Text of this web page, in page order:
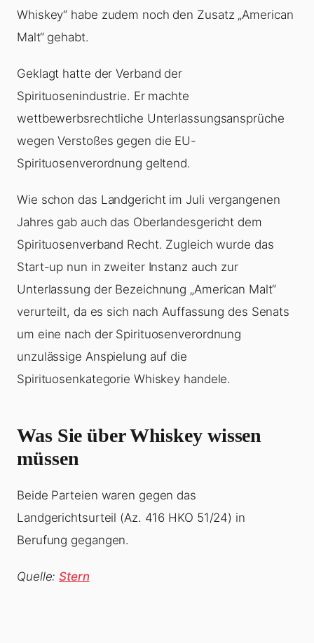
Whiskey“ habe zudem noch den Zusatz „American
Malt“ gehabt.
Geklagt hatte der Verband der
Spirituosenindustrie. Er machte
wettbewerbsrechtliche Unterlassungsansprüche
wegen Verstoßes gegen die EU-
Spirituosenverordnung geltend.
Wie schon das Landgericht im Juli vergangenen
Jahres gab auch das Oberlandesgericht dem
Spirituosenverband Recht. Zugleich wurde das
Start-up nun in zweiter Instanz auch zur
Unterlassung der Bezeichnung „American Malt“
verurteilt, da es sich nach Auffassung des Senats
um eine nach der Spirituosenverordnung
unzulässige Anspielung auf die
Spirituosenkategorie Whiskey handele.
Was Sie über Whiskey wissen
müssen
Beide Parteien waren gegen das
Landgerichtsurteil (Az. 416 HKO 51/24) in
Berufung gegangen.
Quelle:Stern